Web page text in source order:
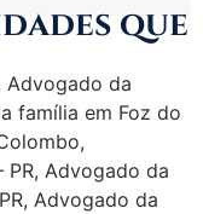
que
Advogado da
família em Foz do
,
PR, Advogado da
, Advogado da